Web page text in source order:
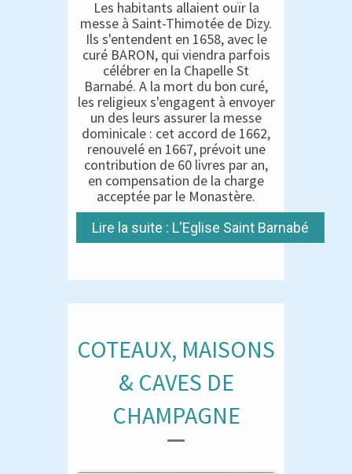
Les habitants allaient ouïr la
messe à Saint-Thimotée de Dizy.
Ils s'entendent en 1658, avec le
curé BARON, qui viendra parfois
célébrer en la Chapelle St
Barnabé. A la mort du bon curé,
les religieux s'engagent à envoyer
un des leurs assurer la messe
dominicale : cet accord de 1662,
renouvelé en 1667, prévoit une
contribution de 60 livres par an,
en compensation de la charge
acceptée par le Monastère.
Lire la suite : L'Eglise Saint Barnabé
COTEAUX, MAISONS
& CAVES DE
CHAMPAGNE